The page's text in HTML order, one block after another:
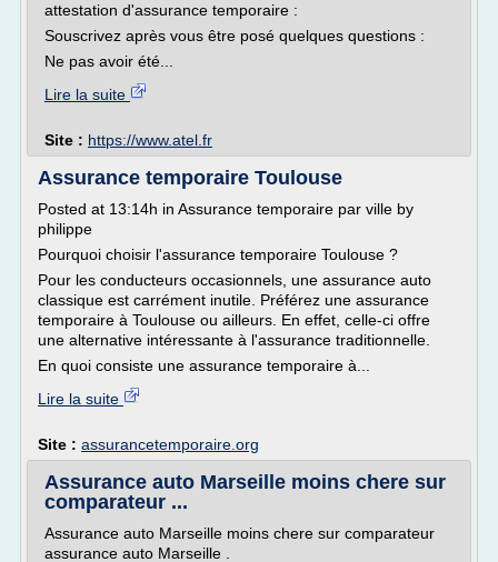
attestation d'assurance temporaire :
Souscrivez après vous être posé quelques questions :
Ne pas avoir été...
Lire la suite
Site : https://www.atel.fr
Assurance temporaire Toulouse
Posted at 13:14h in Assurance temporaire par ville by
philippe
Pourquoi choisir l'assurance temporaire Toulouse ?
Pour les conducteurs occasionnels, une assurance auto
classique est carrément inutile. Préférez une assurance
temporaire à Toulouse ou ailleurs. En effet, celle-ci offre
une alternative intéressante à l'assurance traditionnelle.
En quoi consiste une assurance temporaire à...
Lire la suite
Site : assurancetemporaire.org
Assurance auto Marseille moins chere sur
comparateur ...
Assurance auto Marseille moins chere sur comparateur
assurance auto Marseille .